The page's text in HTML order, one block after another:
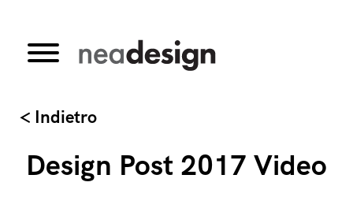
Design Post 2017 Video
< Indietro